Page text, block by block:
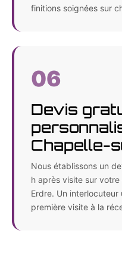
finitions soignées sur
06
Devis
Chapelle-
Nous établissons un
h après visite sur
Erdre. Un
première visite à la